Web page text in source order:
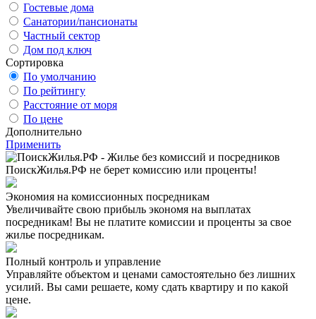
Гостевые дома
Санатории/пансионаты
Частный сектор
Дом под ключ
Сортировка
По умолчанию
По рейтингу
Расстояние от моря
По цене
Дополнительно
Применить
ПоискЖилья.РФ не берет комиссию или проценты!
Экономия на комиссионных посредникам
Увеличивайте свою прибыль экономя на выплатах
посредникам! Вы не платите комиссии и проценты за свое
жилье посредникам.
Полный контроль и управление
Управляйте объектом и ценами самостоятельно без лишних
усилий. Вы сами решаете, кому сдать квартиру и по какой
цене.